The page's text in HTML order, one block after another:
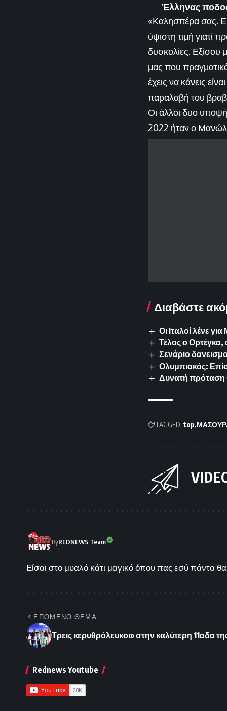
Έλληνας
«Καλησπέρα σας.
ύψιστη τιμή γιατί
δυσκολίες. Εξίσου
μας που
έχεις να κάνεις
παραλαβή του
Οι άλλοι δυο
2022 ήταν ο
Διαβάστε
Οι Ιταλοί λένε
Τέλος ο
Σενάριο
Ολυμπιακός:
Δυνατή πρόταση
TAGGED: top
ByREDNEWS Team
Είσαι στο μυαλό κάτι μαγικό όπου πας εσύ πάντα
ΕΠΟΜΕΝΟ ΘΕΜΑ
Τρεις «ερυθρόλευκοι» στην καλύτερη 11αδα
Rednews Youtube